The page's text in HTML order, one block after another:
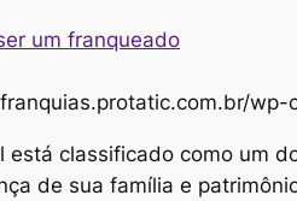
um franqueado
está classificado como um
de sua família e